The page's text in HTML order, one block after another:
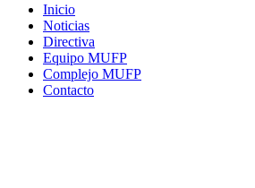
Inicio
Noticias
Directiva
Equipo MUFP
Complejo MUFP
Contacto